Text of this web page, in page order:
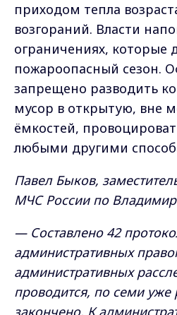
приходом тепла
возгораний. Власти
ограничениях, которые
пожароопасный сезон.
запрещено разводить
мусор в открытую, вне
ёмкостей,
любыми другими
Павел Быков,
МЧС России по
— Составлено 42
административных
административных
проводится, по семи уже
закончено. К